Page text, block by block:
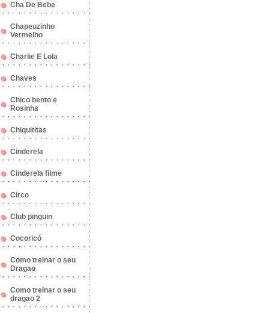
Cha De Bebe
Chapeuzinho
Vermelho
Charlie E Lola
Chaves
Chico bento e
Rosinha
Chiquititas
Cinderela
Cinderela filme
Circo
Club pinguin
Cocoricó
Como treinar o seu
Dragao
Como treinar o seu
dragao 2